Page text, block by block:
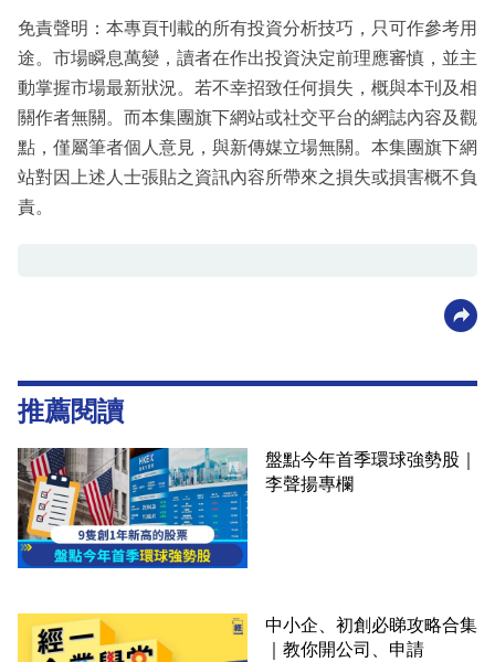
免責聲明：本專頁刊載的所有投資分析技巧，只可作參考用
途。市場瞬息萬變，讀者在作出投資決定前理應審慎，並主
動掌握市場最新狀況。若不幸招致任何損失，概與本刊及相
關作者無關。而本集團旗下網站或社交平台的網誌內容及觀
點，僅屬筆者個人意見，與新傳媒立場無關。本集團旗下網
站對因上述人士張貼之資訊內容所帶來之損失或損害概不負
責。
推薦閱讀
盤點今年首季環球強勢股｜
李聲揚專欄
中小企、初創必睇攻略合集
｜教你開公司、申請